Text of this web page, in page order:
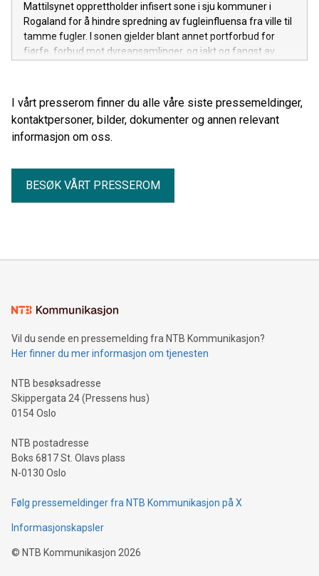
Mattilsynet opprettholder infisert sone i sju kommuner i
Rogaland for å hindre spredning av fugleinfluensa fra ville til
tamme fugler. I sonen gjelder blant annet portforbud for
fjørfe, forbud mot dyreansamlinger, og jakt og fangst av
I vårt presserom finner du alle våre siste pressemeldinger,
kontaktpersoner, bilder, dokumenter og annen relevant
informasjon om oss.
BESØK VÅRT PRESSEROM
Vil du sende en pressemelding fra NTB Kommunikasjon?
Her finner du mer informasjon om tjenesten
NTB besøksadresse
Skippergata 24 (Pressens hus)
0154 Oslo
NTB postadresse
Boks 6817 St. Olavs plass
N-0130 Oslo
Følg pressemeldinger fra NTB Kommunikasjon på X
Informasjonskapsler
© NTB Kommunikasjon 2026